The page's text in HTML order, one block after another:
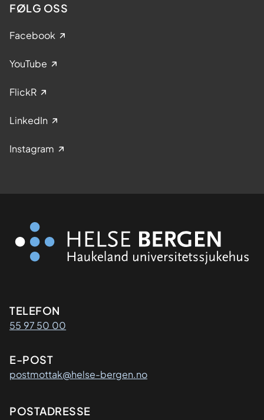
FØLG OSS
Facebook
YouTube
FlickR
LinkedIn
Instagram
Kontaktinformasjon
TELEFON
55 97 50 00
E-POST
postmottak@helse-bergen.no
Adresse
POSTADRESSE